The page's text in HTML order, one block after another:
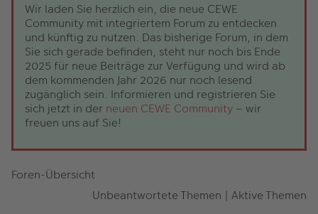
Wir laden Sie herzlich ein, die neue CEWE
Community mit integriertem Forum zu entdecken
und künftig zu nutzen. Das bisherige Forum, in dem
Sie sich gerade befinden, steht nur noch bis Ende
2025 für neue Beiträge zur Verfügung und wird ab
dem kommenden Jahr 2026 nur noch lesend
zugänglich sein. Informieren und registrieren Sie
sich jetzt in der neuen CEWE Community – wir
freuen uns auf Sie!
Foren-Übersicht
Unbeantwortete Themen | Aktive Themen